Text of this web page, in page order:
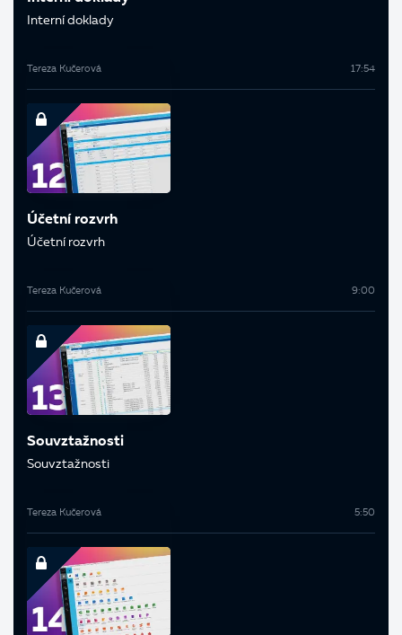
Interní doklady
Tereza Kučerová 17:54
Účetní rozvrh
Účetní rozvrh
Tereza Kučerová 9:00
Souvztažnosti
Souvztažnosti
Tereza Kučerová 5:50